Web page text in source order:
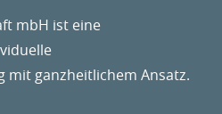
mbH ist eine
mit ganzheitlichem Ansatz.